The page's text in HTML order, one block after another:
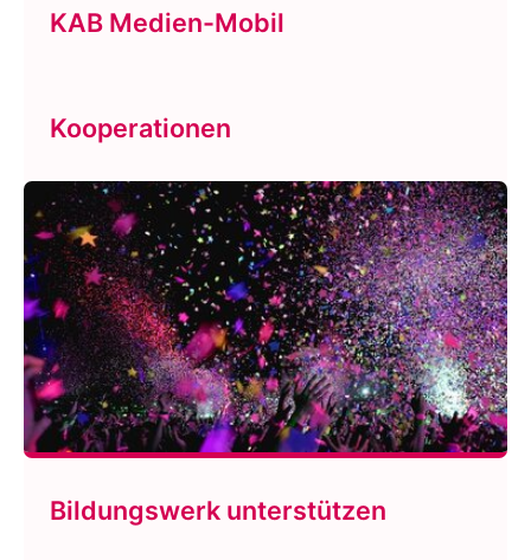
KAB Medien-Mobil
Kooperationen
Bildungswerk unterstützen